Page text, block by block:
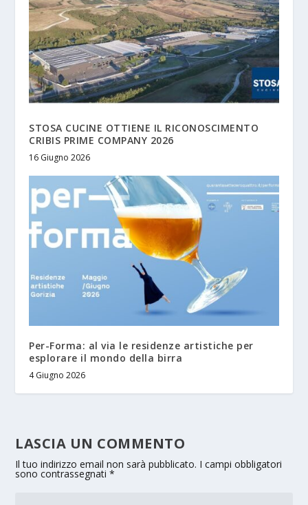
STOSA CUCINE OTTIENE IL RICONOSCIMENTO
CRIBIS PRIME COMPANY 2026
16 Giugno 2026
Per-Forma: al via le residenze artistiche per
esplorare il mondo della birra
4 Giugno 2026
LASCIA UN COMMENTO
Il tuo indirizzo email non sarà pubblicato. I campi obbligatori
sono contrassegnati*